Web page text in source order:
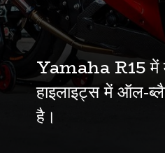
Yamaha R15 में
हाइलाइट्स में ऑल-
है।